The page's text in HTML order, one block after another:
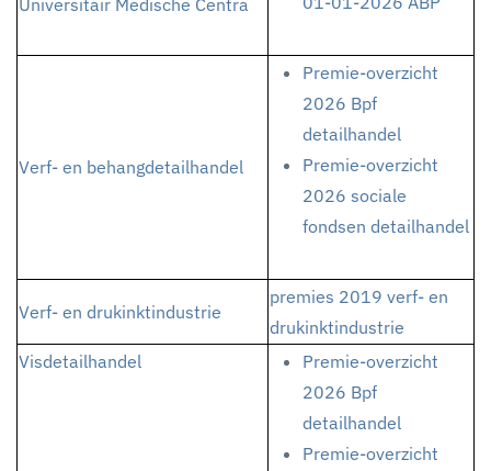
Universitair Medische Centra
Verf- en behangdetailhandel
Premie-overzicht
2026 Bpf
detailhandel
Premie-overzicht
2026 sociale
fondsen detailhandel
Verf- en drukinktindustrie
premies 2019 verf- en
drukinktindustrie
Visdetailhandel
Premie-overzicht
2026 Bpf
detailhandel
Premie-overzicht